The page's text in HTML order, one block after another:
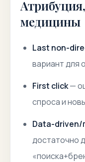
медицины
Last non-
вариант для
First click—
спроса и
Data-driven/
достаточно